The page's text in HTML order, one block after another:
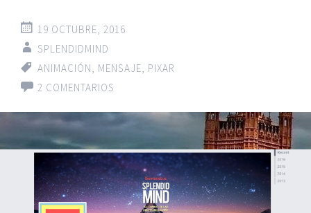
19 OCTUBRE, 2016
SPLENDIDMIND
ANIMACIÓN, MENSAJE, PIXAR
2 COMENTARIOS